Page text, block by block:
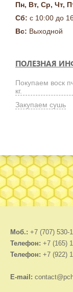
Пн, Вт, Ср, Чт,
Сб: с 10:00 до
Вс: Выходной
ПОЛЕЗНАЯ
Покупаем воск
кг.
Закупаем сушь
Моб.: +7 (707) 530-
Телефон: +7 (165)
Телефон: +7 (922)
E-mail: